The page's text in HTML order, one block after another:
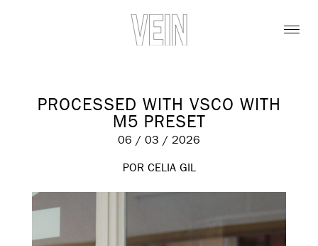
PROCESSED WITH VSCO WITH
M5 PRESET
06 / 03 / 2026
POR CELIA GIL